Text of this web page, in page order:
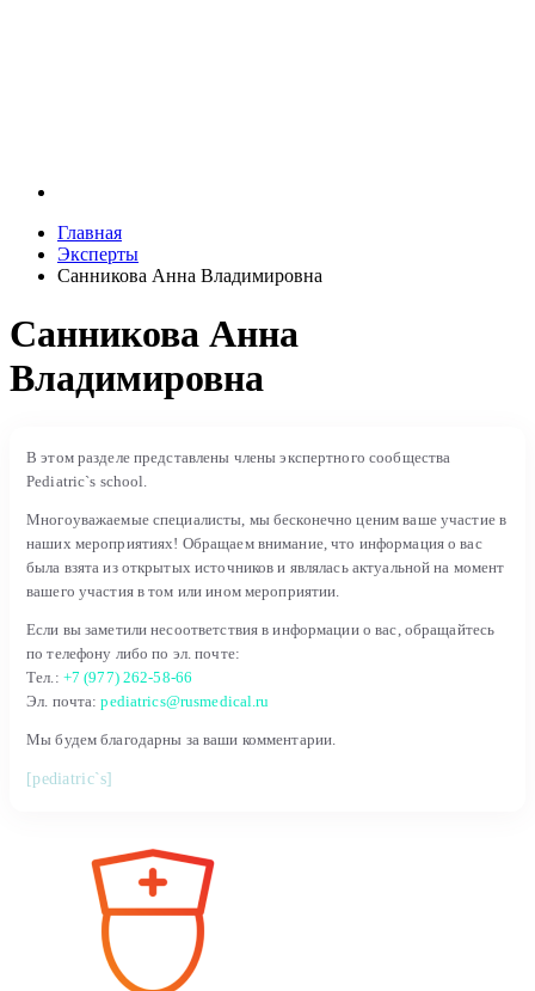
Главная
Эксперты
Санникова Анна Владимировна
Санникова Анна
Владимировна
В этом разделе представлены члены экспертного сообщества
Pediatric`s school.
Многоуважаемые специалисты, мы бесконечно ценим ваше участие в
наших мероприятиях! Обращаем внимание, что информация о вас
была взята из открытых источников и являлась актуальной на момент
вашего участия в том или ином мероприятии.
Если вы заметили несоответствия в информации о вас, обращайтесь
по телефону либо по эл. почте:
Тел.: +7 (977) 262-58-66
Эл. почта:pediatrics@rusmedical.ru
Мы будем благодарны за ваши комментарии.
[pediatric`s]